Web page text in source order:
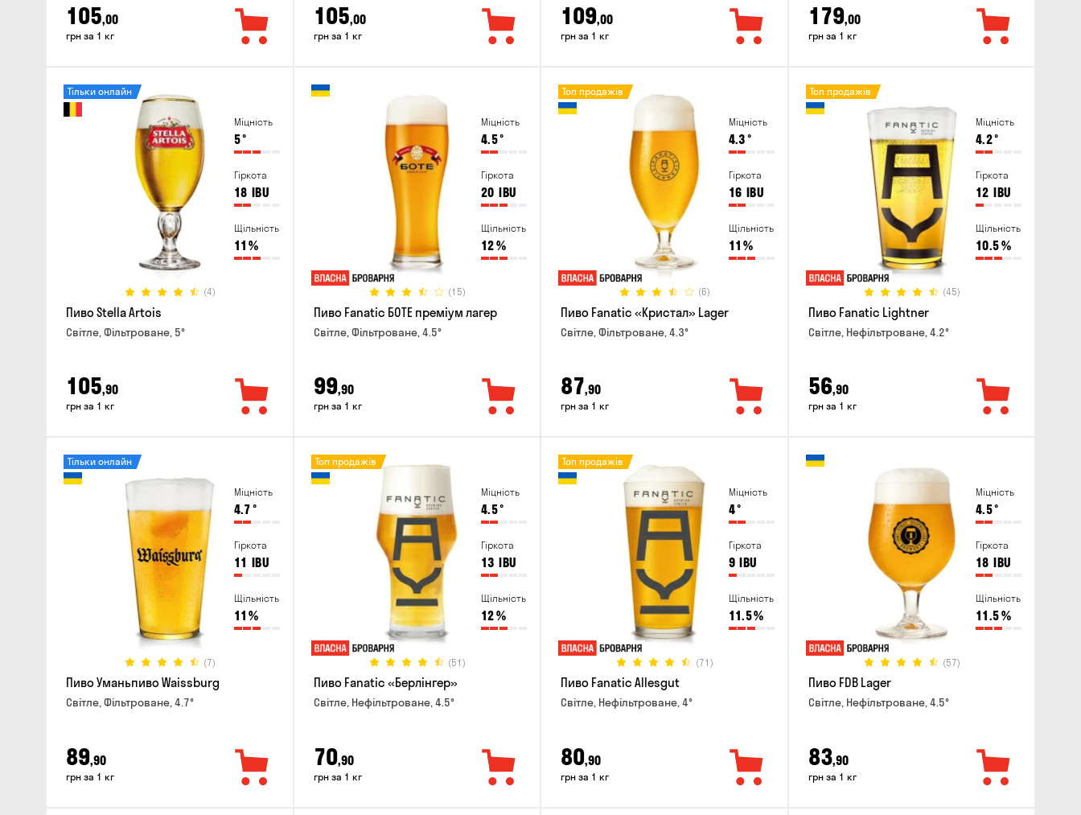
105,00
грн за 1 кг
105,00
грн за 1 кг
109,00
грн за 1 кг
179,00
грн за 1 кг
Міцність
5°
Гіркота
18 IBU
Щільність
11 %
(4)
Тільки онлайн
Пиво Stella Artois
Світле, Фільтроване, 5°
105,90
грн за 1 кг
Міцність
4.5°
Гіркота
20 IBU
Щільність
12%
(15)
Пиво Fanatic БОТЕ преміум лагер
Світле, Фільтроване, 4.5°
99,90
грн за 1 кг
Міцність
4.3°
Гіркота
16 IBU
Щільність
11 %
(6)
Топ продажів
Пиво Fanatic «Кристал» Lager
Світле, Фільтроване, 4.3°
87,90
грн за 1 кг
Міцність
4.2°
Гіркота
12 IBU
Щільність
10.5%
(45)
Топ продажів
Пиво Fanatic Lightner
Світле, Нефільтроване, 4.2°
56,90
грн за 1 кг
Міцність
4.7°
Гіркота
11 IBU
Щільність
11 %
(7)
Тільки онлайн
Пиво Уманьпиво Waissburg
Світле, Фільтроване, 4.7°
89,90
грн за 1 кг
Міцність
4.5°
Гіркота
13 IBU
Щільність
12%
(51)
Топ продажів
Пиво Fanatic «Берлінгер»
Світле, Нефільтроване, 4.5°
70,90
грн за 1 кг
Міцність
4°
Гіркота
9 IBU
Щільність
11.5%
(71)
Топ продажів
Пиво Fanatic Allesgut
Світле, Нефільтроване, 4°
80,90
грн за 1 кг
Міцність
4.5°
Гіркота
18 IBU
Щільність
11.5%
(57)
Пиво FDB Lager
Світле, Нефільтроване, 4.5°
83,90
грн за 1 кг